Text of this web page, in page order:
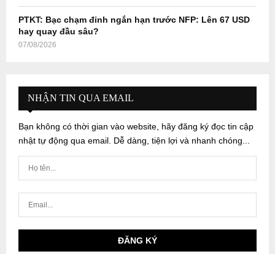
PTKT: Bạc chạm đỉnh ngắn hạn trước NFP: Lên 67 USD
hay quay đầu sâu?
07/08/2026
NHẬN TIN QUA EMAIL
Bạn không có thời gian vào website, hãy đăng ký đọc tin cập
nhật tự động qua email. Dễ dàng, tiện lợi và nhanh chóng...